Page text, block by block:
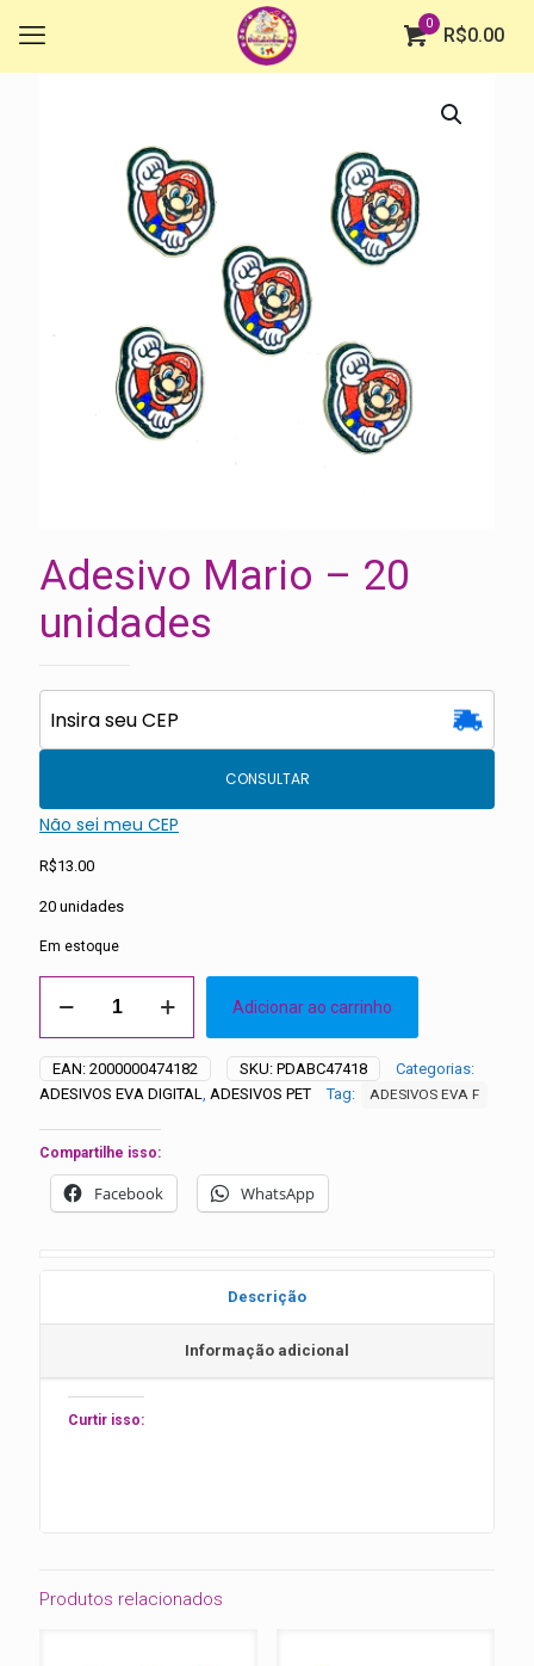
0
R$0.00
Adesivo Mario – 20
unidades
CONSULTAR
Não sei meu CEP
R$13.00
20 unidades
Em estoque
Mario
20
unidades
quantidade
Adicionar ao carrinho
EAN: 2000000474182 SKU: PDABC47418
Categorias:
ADESIVOS EVA DIGITAL, ADESIVOS PET Tag: ADESIVOS EVA F
Compartilhe isso:
Facebook WhatsApp
Descrição
Informação adicional
Curtir isso:
Produtos relacionados